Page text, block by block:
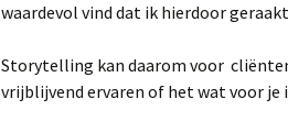
waardevol vind dat ik hierdoor
Storytelling kan daarom voor
vrijblijvend ervaren of het wat voor je